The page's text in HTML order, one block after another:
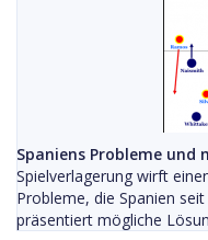
Spaniens Probleme und
Spielverlagerung wirft
Probleme, die Spanien
präsentiert mögliche